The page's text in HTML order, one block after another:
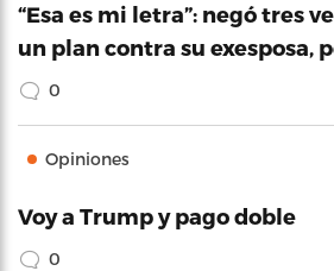
“Esa es mi letra”: negó tres
un plan contra su exesposa,
0
Opiniones
Voy a Trump y pago doble
0